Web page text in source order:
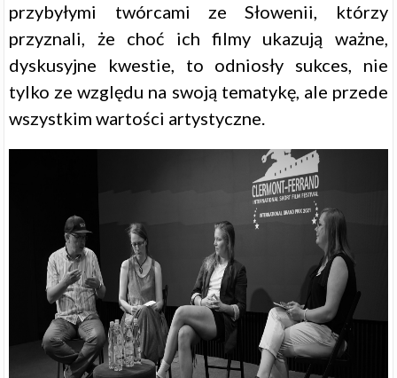
przybyłymi twórcami ze Słowenii, którzy
przyznali, że choć ich filmy ukazują ważne,
dyskusyjne kwestie, to odniosły sukces, nie
tylko ze względu na swoją tematykę, ale przede
wszystkim wartości artystyczne.